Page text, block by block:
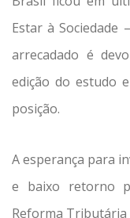
Estar à Sociedade
arrecadado é
edição do estudo
posição.
A esperança para
e baixo retorno
Reforma Tributária